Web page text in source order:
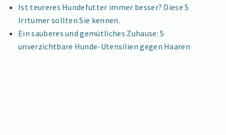
Ist teureres Hundefutter immer besser? Diese 5
Irrtümer sollten Sie kennen.
Ein sauberes und gemütliches Zuhause: 5
unverzichtbare Hunde-Utensilien gegen Haaren